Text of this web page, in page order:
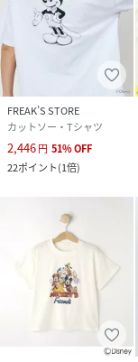
※セールは予告な
素材
サイズ
(
FREAK’S STORE
カットソー・Tシャツ
2,446円 51%OFF
22ポイント(1倍)